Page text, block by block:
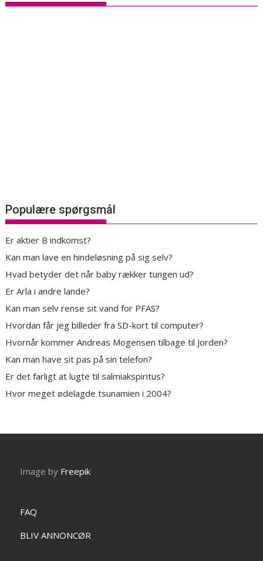
Populære spørgsmål
Er aktier B indkomst?
Kan man lave en hindeløsning på sig selv?
Hvad betyder det når baby rækker tungen ud?
Er Arla i andre lande?
Kan man selv rense sit vand for PFAS?
Hvordan får jeg billeder fra SD-kort til computer?
Hvornår kommer Andreas Mogensen tilbage til Jorden?
Kan man have sit pas på sin telefon?
Er det farligt at lugte til salmiakspiritus?
Hvor meget ødelagde tsunamien i 2004?
Image by Freepik
FAQ
BLIV ANNONCØR